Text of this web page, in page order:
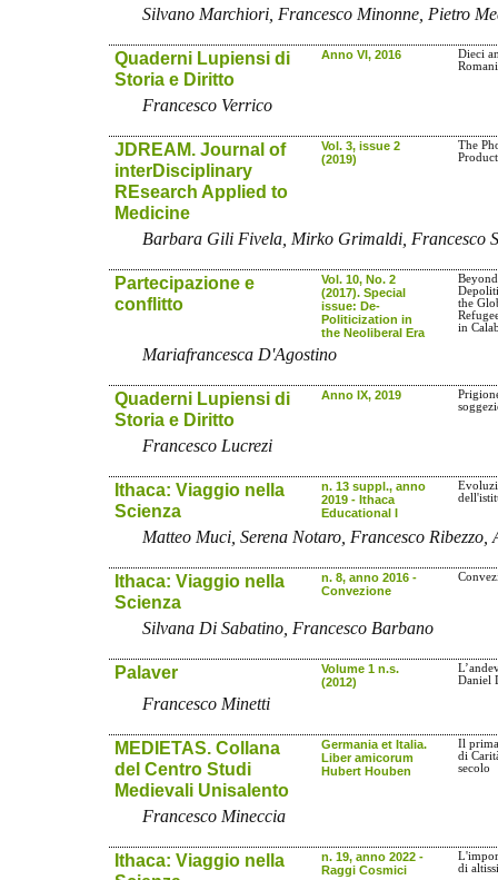
Silvano Marchiori, Francesco Minonne, Pietro
Quaderni Lupiensi di
Storia e Diritto
Anno VI, 2016
Dieci
Francesco Verrico
JDREAM. Journal of
interDisciplinary
REsearch Applied to
Medicine
Vol. 3, issue 2
(2019)
The
Barbara Gili Fivela, Mirko Grimaldi, Francesco
Partecipazione e
conflitto
Vol. 10, No. 2
(2017). Special
issue: De-
Politicization in
the Neoliberal Era
the
in
Mariafrancesca D'Agostino
Quaderni Lupiensi di
Storia e Diritto
Anno IX, 2019
Francesco Lucrezi
Ithaca: Viaggio nella
Scienza
n. 13 suppl., anno
2019 - Ithaca
Educational I
Matteo Muci, Serena Notaro, Francesco Ribezzo,
Ithaca: Viaggio nella
Scienza
n. 8, anno 2016 -
Convezione
Silvana Di Sabatino, Francesco Barbano
Palaver
Volume 1 n.s.
(2012)
Daniel
Francesco Minetti
MEDIETAS. Collana
del Centro Studi
Medievali Unisalento
Germania et Italia.
Liber amicorum
Hubert Houben
Il
di
secolo
Francesco Mineccia
Ithaca: Viaggio nella
n. 19, anno 2022 -
Raggi Cosmici
di